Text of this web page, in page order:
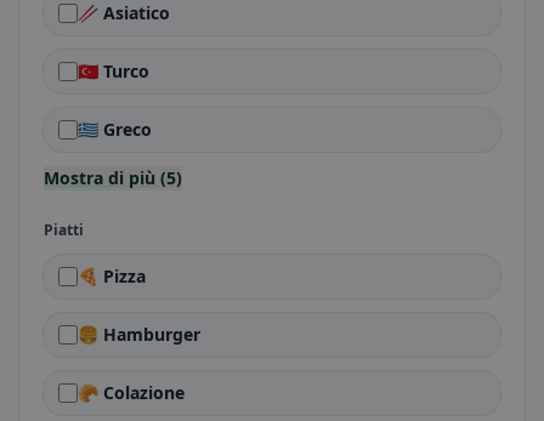
🥢 Asiatico
🇹🇷 Turco
🇬🇷 Greco
Mostra di più (5)
Piatti
🍕 Pizza
🍔 Hamburger
🥐 Colazione